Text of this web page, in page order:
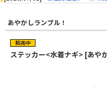
あやかしランブル！
ステッカー<水着ナギ> [あや